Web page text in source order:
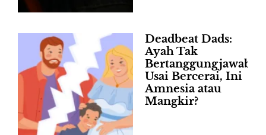
Deadbeat Dads:
Ayah Tak
Bertanggungjawab
Usai Bercerai, Ini
Amnesia atau
Mangkir?